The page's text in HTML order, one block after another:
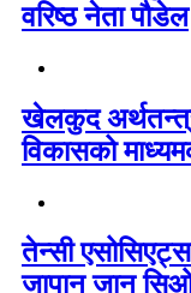
वरिष्ठ नेता पौडेल
खेलकुद अर्थतन्त्र
विकासको
तेन्सी
जापान जान